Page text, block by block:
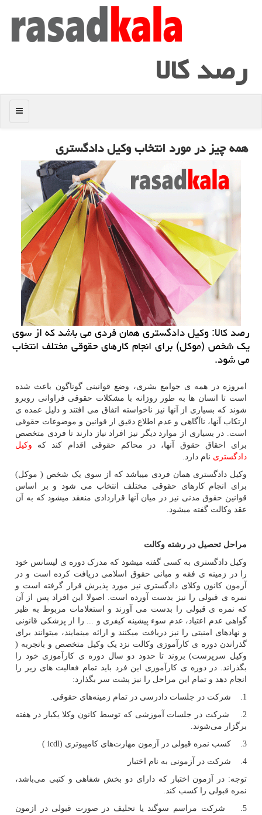
رصد كالا
منو
همه چیز در مورد انتخاب وكیل دادگستری
رصد كالا: وكیل دادگستری همان فردی می باشد كه از سوی
یك شخص (موكل) برای انجام كارهای حقوقی مختلف انتخاب
می شود.
امروزه در همه ی جوامع بشری، وضع قوانینی گوناگون باعث شده
است تا انسان ها به طور روزانه با مشکلات حقوقی فراوانی روبرو
شوند که بسیاری از آنها نیز ناخواسته اتفاق می افتند و دلیل عمده ی
ارتکاب آنها، ناآگاهی و عدم اطلاع دقیق از قوانین و موضوعات حقوقی
است. در بسیاری از موارد دیگر نیز افراد نیاز دارند تا فردی متخصص
برای احقاق حقوق آنها، در محاکم حقوقی اقدام کند که وکیل
دادگستری نام دارد.
وکیل دادگستری همان فردی میباشد که از سوی یک شخص ( موکل)
برای انجام کارهای حقوقی مختلف انتخاب می شود و بر اساس
قوانین حقوق مدنی نیز در میان آنها قراردادی منعقد میشود که به آن
عقد وکالت گفته میشود.
مراحل تحصیل در رشته وکالت
وکیل دادگستری به کسی گفته میشود که مدرک دوره ی لیسانس خود
را در زمینه ی فقه و مبانی حقوق اسلامی دریافت کرده است و در
آزمون کانون وکلای دادگستری نیز مورد پذیرش قرار گرفته است و
نمره ی قبولی را نیز بدست آورده است. اصولا این افراد پس از آن
که نمره ی قبولی را بدست می آورند و استعلامات مربوط به ظیر
گواهی عدم اعتیاد، عدم سوء پیشینه کیفری و ... را از پزشکی قانونی
و نهاد‌های امنیتی را نیز دریافت میکنند و ارائه مینمایند، میتوانند برای
گذراندن دوره ی کارآموزی وکالت نزد یک وکیل متخصص و باتجربه (
وکیل سرپرست) بروند تا حدود دو سال دوره ی کارآموزی خود را
بگذراند. در دوره ی کارآموزی این فرد باید تمام فعالیت های زیر را
انجام دهد و تمام این مراحل را نیز پشت سر بگذارد:
1. شرکت در جلسات دادرسی در تمام زمینه‌های حقوقی.
2. شرکت در جلسات آموزشی که توسط کانون وکلا یکبار در هفته
برگزار می‌شوند.
3. کسب نمره قبولی در آزمون مهارت‌های کامپیوتری (
icdl
)
4. شرکت در آزمونی به نام اختبار
توجه: در آزمون اختبار که دارای دو بخش شفاهی و کتبی می‌باشد،
نمره قبولی را کسب کند.
5. شرکت مراسم سوگند یا تحلیف در صورت قبولی در ازمون